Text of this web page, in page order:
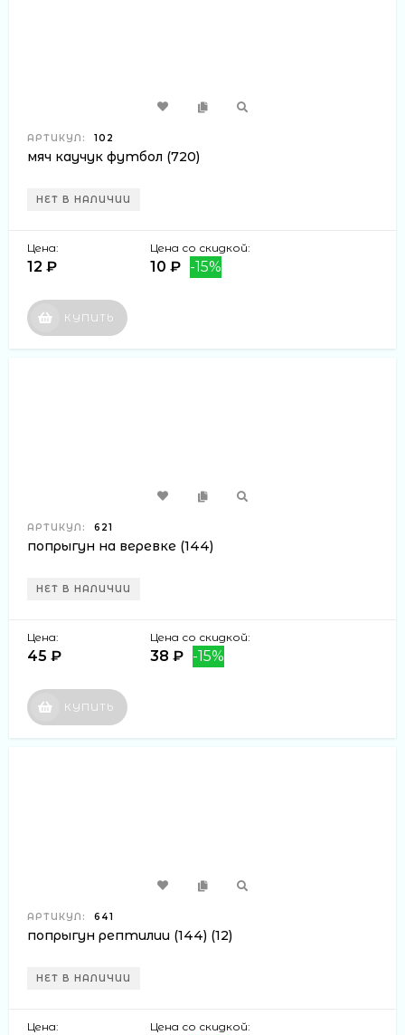
АРТИКУЛ: 102
мяч каучук футбол (720)
НЕТ В НАЛИЧИИ
Цена:
12 ₽
Цена со скидкой:
10 ₽ -15%
КУПИТЬ
АРТИКУЛ: 621
попрыгун на веревке (144)
НЕТ В НАЛИЧИИ
Цена:
45 ₽
Цена со скидкой:
38 ₽ -15%
КУПИТЬ
АРТИКУЛ: 641
попрыгун рептилии (144) (12)
НЕТ В НАЛИЧИИ
Цена: Цена со скидкой: